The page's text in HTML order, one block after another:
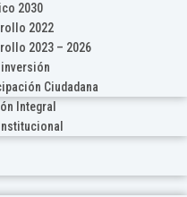
2030
2022
2023 – 2026
Ciudadana
Integral